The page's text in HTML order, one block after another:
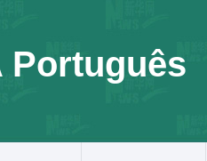
Português